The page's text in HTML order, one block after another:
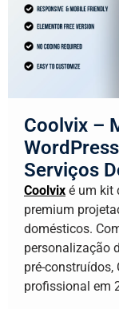
Coolvix –
Serviços
Coolvix é um kit
premium
domésticos.
personalização
pré-
profissional em